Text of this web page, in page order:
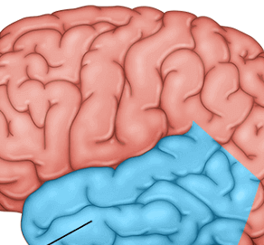
після
дрібної
рук та